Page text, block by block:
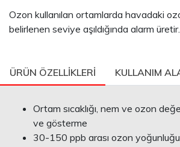
Ozon kullanılan ortamlarda havadaki
belirlenen seviye aşıldığında alarm üretir.
ÜRÜN ÖZELLİKLERİ KULLANIM
Ortam sıcaklığı, nem ve ozon
ve gösterme
30-150 ppb arası ozon